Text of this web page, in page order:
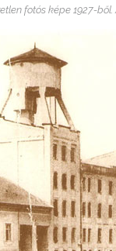
fotós képe 1927-ből.